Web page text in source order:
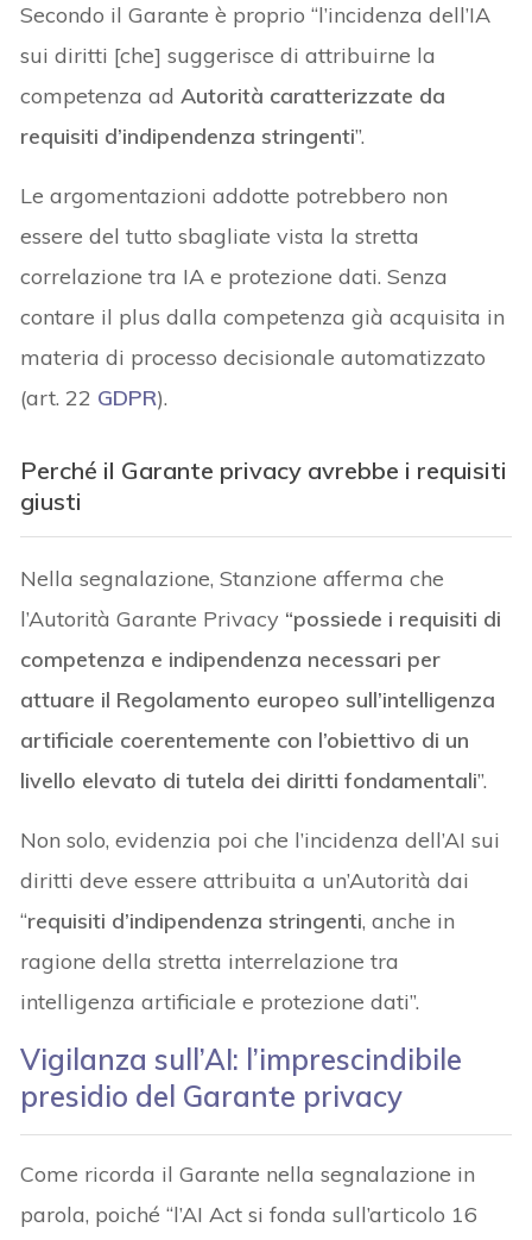
Secondo il Garante è proprio “l’incidenza dell’IA
sui diritti [che] suggerisce di attribuirne la
competenza ad Autorità caratterizzate da
requisiti d’indipendenza stringenti”.
Le argomentazioni addotte potrebbero non
essere del tutto sbagliate vista la stretta
correlazione tra IA e protezione dati. Senza
contare il plus dalla competenza già acquisita in
materia di processo decisionale automatizzato
(art. 22 GDPR).
Perché il Garante privacy avrebbe i requisiti
giusti
Nella segnalazione, Stanzione afferma che
l’Autorità Garante Privacy “possiede i requisiti di
competenza e indipendenza necessari per
attuare il Regolamento europeo sull’intelligenza
artificiale coerentemente con l’obiettivo di un
livello elevato di tutela dei diritti fondamentali”.
Non solo, evidenzia poi che l’incidenza dell’AI sui
diritti deve essere attribuita a un’Autorità dai
“requisiti d’indipendenza stringenti, anche in
ragione della stretta interrelazione tra
intelligenza artificiale e protezione dati”.
Vigilanza sull’AI: l’imprescindibile
presidio del Garante privacy
Come ricorda il Garante nella segnalazione in
parola, poiché “l’AI Act si fonda sull’articolo 16